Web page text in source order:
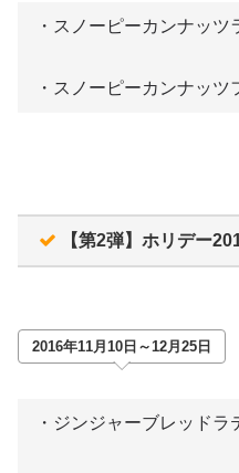
・スノーピーカンナッツ
・スノーピーカンナッツ
【第2弾】ホリデー
2016年11月10日～12月25日
・ジンジャーブレッドラ